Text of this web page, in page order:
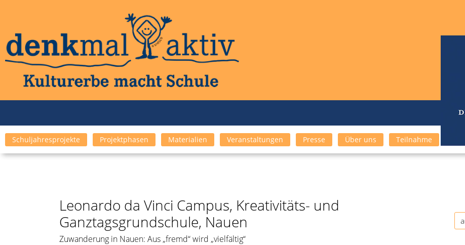
Schuljahresprojekte Projektphasen Materialien Veranstaltungen Presse Über uns Teilnahme
Leonardo da Vinci Campus, Kreativitäts- und
Ganztagsgrundschule, Nauen
Zuwanderung in Nauen: Aus „fremd“ wird „vielfältig“